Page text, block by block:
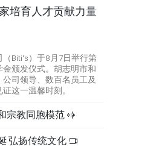
培育人才贡献力量
Biti's）于8月7日举行第
金颁发仪式。胡志明市和
司领导、数百名员工及
这一温馨时刻。
宗教同胞模范
弘扬传统文化